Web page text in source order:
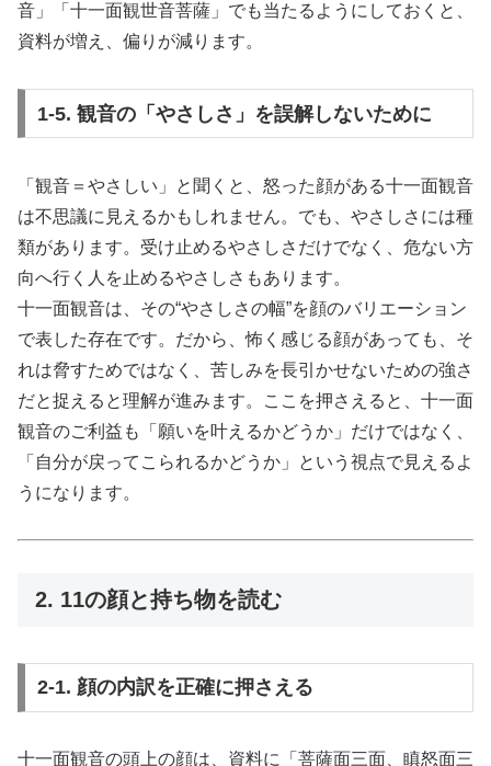
音」「十一面観世音菩薩」でも当たるようにしておくと、
資料が増え、偏りが減ります。
1-5. 観音の「やさしさ」を誤解しないために
「観音＝やさしい」と聞くと、怒った顔がある十一面観音
は不思議に見えるかもしれません。でも、やさしさには種
類があります。受け止めるやさしさだけでなく、危ない方
向へ行く人を止めるやさしさもあります。
十一面観音は、その“やさしさの幅”を顔のバリエーション
で表した存在です。だから、怖く感じる顔があっても、そ
れは脅すためではなく、苦しみを長引かせないための強さ
だと捉えると理解が進みます。ここを押さえると、十一面
観音のご利益も「願いを叶えるかどうか」だけではなく、
「自分が戻ってこられるかどうか」という視点で見えるよ
うになります。
2. 11の顔と持ち物を読む
2-1. 顔の内訳を正確に押さえる
十一面観音の頭上の顔は、資料に「菩薩面三面、瞋怒面三